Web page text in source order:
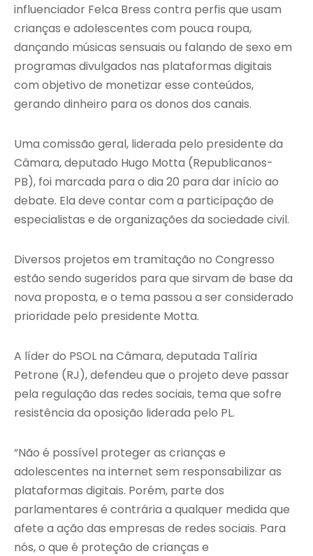
influenciador Felca Bress contra perfis que usam
crianças e adolescentes com pouca roupa,
dançando músicas sensuais ou falando de sexo em
programas divulgados nas plataformas digitais
com objetivo de monetizar esse conteúdos,
gerando dinheiro para os donos dos canais.
Uma comissão geral, liderada pelo presidente da
Câmara, deputado Hugo Motta (Republicanos-
PB), foi marcada para o dia 20 para dar início ao
debate. Ela deve contar com a participação de
especialistas e de organizações da sociedade civil.
Diversos projetos em tramitação no Congresso
estão sendo sugeridos para que sirvam de base da
nova proposta, e o tema passou a ser considerado
prioridade pelo presidente Motta.
A líder do PSOL na Câmara, deputada Talíria
Petrone (RJ), defendeu que o projeto deve passar
pela regulação das redes sociais, tema que sofre
resistência da oposição liderada pelo PL.
“Não é possível proteger as crianças e
adolescentes na internet sem responsabilizar as
plataformas digitais. Porém, parte dos
parlamentares é contrária a qualquer medida que
afete a ação das empresas de redes sociais. Para
nós, o que é proteção de crianças e